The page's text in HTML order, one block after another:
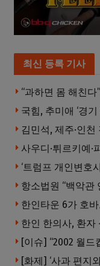
최신 등록 기사
“과하면 몸 해친다
김민석, 제주·인
항소법원 “백악관
한인타운 6가 호